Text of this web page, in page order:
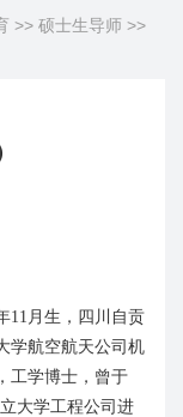
>> 硕士生导师 >>
11 月生， 四川自贡
学航空航天公司机
工学博士 ， 曾于
大学工程公司进